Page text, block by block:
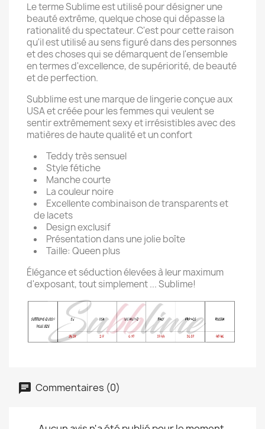
Le terme Sublime est utilisé pour désigner une
beauté extrême, quelque chose qui dépasse la
rationalité du spectateur. C'est pour cette raison
qu'il est utilisé au sens figuré dans des personnes
et des choses qui se démarquent de l'ensemble
en termes d'excellence, de supériorité, de beauté
et de perfection.
Subblime est une marque de lingerie conçue aux
USA et créée pour les femmes qui veulent se
sentir extrêmement sexy et irrésistibles avec des
matières de haute qualité et un confort
Teddy très sensuel
Style fétiche
Manche courte
La couleur noire
Excellente combinaison de transparents et
de lacets
Design exclusif
Présentation dans une jolie boîte
Taille: Queen plus
Élégance et séduction élevées à leur maximum
d'exposant, tout simplement ... Sublime!
Commentaires (0)